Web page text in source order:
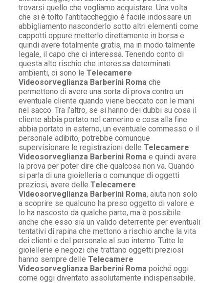
trovarsi quello che vogliamo acquistare. Una volta
che si è tolto l’antitaccheggio è facile indossare un
abbigliamento nasconderlo sotto altri elementi come
cappotti oppure metterlo direttamente in borsa e
quindi avere totalmente gratis, ma in modo talmente
legale, il capo che ci interessa. Tenendo conto di
questa alto rischio che interessa determinati
ambienti, ci sono le Telecamere
Videosorveglianza Barberini Roma che
permettono di avere una sorta di prova contro un
eventuale cliente quando viene beccato con le mani
nel sacco. Tra l’altro, se si hanno dei dubbi su cosa il
cliente abbia portato nel camerino e cosa alla fine
abbia portato in esterno, un eventuale commesso o il
personale adibito, potrebbe comunque
supervisionare le registrazioni delle Telecamere
Videosorveglianza Barberini Roma e quindi avere
la prova per poter dire che qualcosa non va. Quando
si parla di una gioielleria o comunque di oggetti
preziosi, avere delle Telecamere
Videosorveglianza Barberini Roma, aiuta non solo
a scoprire se qualcuno ha preso oggetto di valore e
lo ha nascosto da qualche parte, ma è possibile
anche che esso sia un valido deterrente per eventuali
tentativi di rapina che mettono a rischio anche la vita
dei clienti e del personale al suo interno. Tutte le
gioiellerie e negozi che trattano oggetti preziosi
hanno sempre delle Telecamere
Videosorveglianza Barberini Roma poiché oggi
come oggi diventato assolutamente indispensabile.